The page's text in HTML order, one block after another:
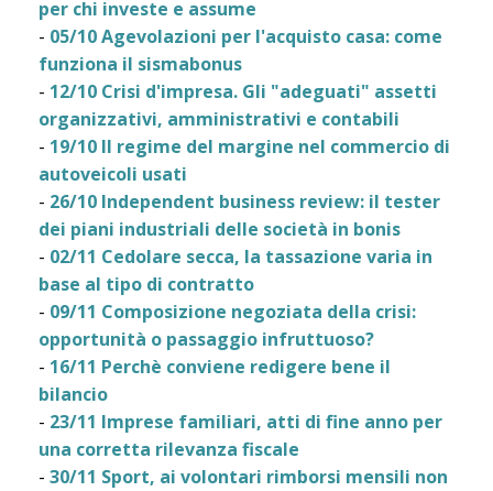
per chi investe e assume
- 05/10 Agevolazioni per l'acquisto casa: come
funziona il sismabonus
- 12/10 Crisi d'impresa. Gli "adeguati" assetti
organizzativi, amministrativi e contabili
- 19/10 Il regime del margine nel commercio di
autoveicoli usati
- 26/10 Independent business review: il tester
dei piani industriali delle società in bonis
- 02/11 Cedolare secca, la tassazione varia in
base al tipo di contratto
- 09/11 Composizione negoziata della crisi:
opportunità o passaggio infruttuoso?
- 16/11 Perchè conviene redigere bene il
bilancio
- 23/11 Imprese familiari, atti di fine anno per
una corretta rilevanza fiscale
- 30/11 Sport, ai volontari rimborsi mensili non